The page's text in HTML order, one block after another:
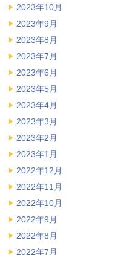
2023年10月
2023年9月
2023年8月
2023年7月
2023年6月
2023年5月
2023年4月
2023年3月
2023年2月
2023年1月
2022年12月
2022年11月
2022年10月
2022年9月
2022年8月
2022年7月